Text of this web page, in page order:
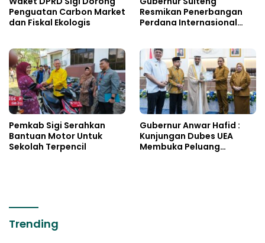
Penguatan Carbon Market
dan Fiskal Ekologis
Resmikan Penerbangan
Perdana Internasional
Pemkab Sigi Serahkan
Bantuan Motor Untuk
Sekolah Terpencil
Gubernur Anwar Hafid :
Kunjungan Dubes UEA
Membuka Peluang
Trending